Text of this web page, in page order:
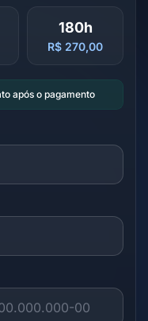
180h
R$ 270,00
após o pagamento